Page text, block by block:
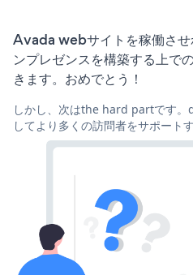
Avada webサイトを稼働させ
ンプレゼンスを構築する上で
きます。おめでとう！
しかし、次はthe hard partです
してより多くの訪問者をサポート